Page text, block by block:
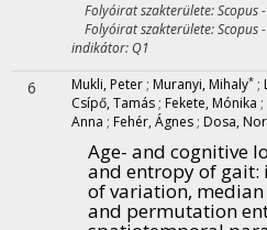
Folyóirat szakterülete: Scopus
Folyóirat szakterülete: Scopus
indikátor: Q1
6 Mukli, Peter ; Muranyi, Mihaly* ;
Csípő, Tamás ; Fekete, Mónika ;
Anna ; Fehér, Ágnes ; Dosa,
Age- and cognitive
and entropy of gait:
of variation,
and permutation